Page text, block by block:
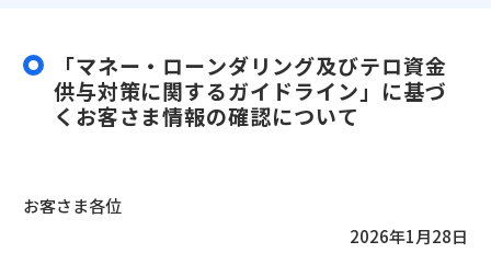
「マネー・ローンダリング及びテロ資金
供与対策に関するガイドライン」に基づ
くお客さま情報の確認について
お客さま各位
2026年1月28日